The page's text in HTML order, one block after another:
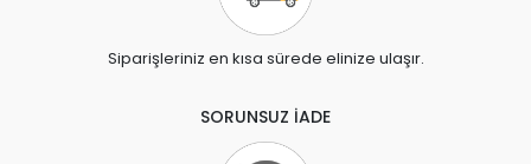
Siparişleriniz en kısa sürede elinize ulaşır.
SORUNSUZ İADE